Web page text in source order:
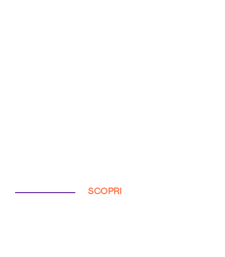
SCOPRI